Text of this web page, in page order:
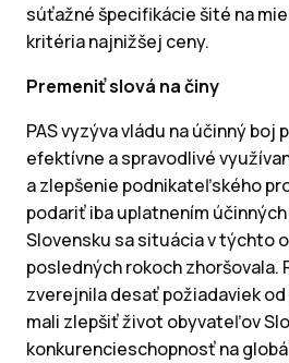
súťažné špecifikácie šité na
kritéria najnižšej ceny.
Premeniť slová na činy
PAS vyzýva vládu na účinný boj
efektívne a spravodlivé
a zlepšenie podnikateľského
podariť iba uplatnením
Slovensku sa situácia v týchto
posledných rokoch zhoršovala.
zverejnila desať požiadaviek
mali zlepšiť život obyvateľov
konkurencieschopnosť na